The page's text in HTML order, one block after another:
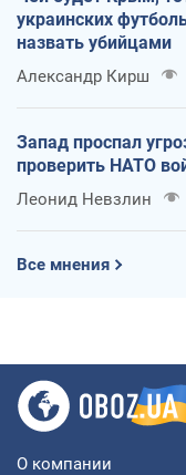
украинских
назвать убийцами
Александр Кирш
Запад проспал
проверить НАТО
Леонид Невзлин
Все мнения
О компании